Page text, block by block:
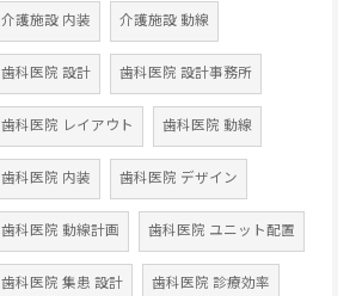
介護施設 内装 介護施設 動線
歯科医院 設計 歯科医院 設計事務所
歯科医院 レイアウト 歯科医院 動線
歯科医院 内装 歯科医院 デザイン
歯科医院 動線計画 歯科医院 ユニット配置
歯科医院 集患 設計 歯科医院 診療効率